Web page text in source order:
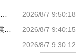
2026/8/7 9:50:18
2026/8/7 9:40:15
2026/8/7 9:30:12